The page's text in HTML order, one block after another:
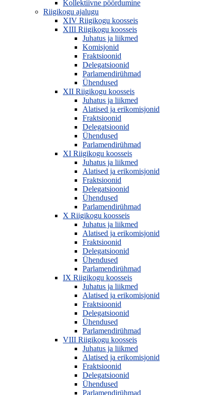
Kollektiivne pöördumine
Riigikogu ajalugu
XIV Riigikogu koosseis
XIII Riigikogu koosseis
Juhatus ja liikmed
Komisjonid
Fraktsioonid
Delegatsioonid
Parlamendirühmad
Ühendused
XII Riigikogu koosseis
Juhatus ja liikmed
Alatised ja erikomisjonid
Fraktsioonid
Delegatsioonid
Ühendused
Parlamendirühmad
XI Riigikogu koosseis
Juhatus ja liikmed
Alatised ja erikomisjonid
Fraktsioonid
Delegatsioonid
Ühendused
Parlamendirühmad
X Riigikogu koosseis
Juhatus ja liikmed
Alatised ja erikomisjonid
Fraktsioonid
Delegatsioonid
Ühendused
Parlamendirühmad
IX Riigikogu koosseis
Juhatus ja liikmed
Alatised ja erikomisjonid
Fraktsioonid
Delegatsioonid
Ühendused
Parlamendirühmad
VIII Riigikogu koosseis
Juhatus ja liikmed
Alatised ja erikomisjonid
Fraktsioonid
Delegatsioonid
Ühendused
Parlamendirühmad